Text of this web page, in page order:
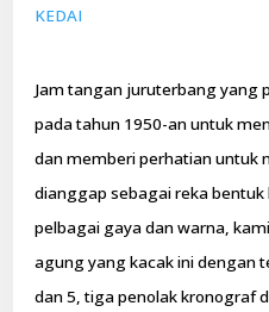
KEDAI
Jam tangan juruterbang yang
pada tahun 1950-an untuk
dan memberi perhatian untuk
dianggap sebagai reka bentuk
pelbagai gaya dan warna,
agung yang kacak ini dengan
dan 5, tiga penolak kronograf